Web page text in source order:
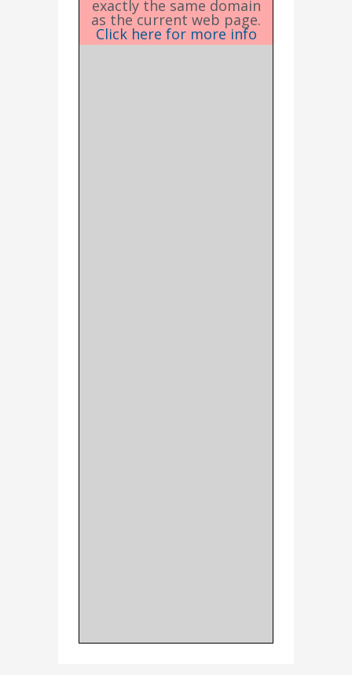
exactly the same domain
as the current web page.
Click here for more info